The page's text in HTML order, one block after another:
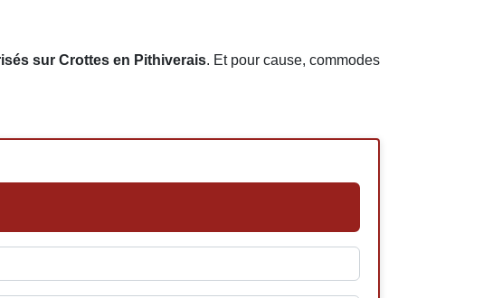
sur Crottes en Pithiverais. Et pour cause, commodes